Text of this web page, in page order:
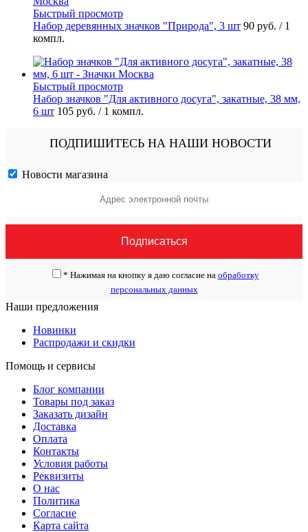
Быстрый просмотр
Набор деревянных значков "Природа", 3 шт 90 руб. / 1
компл.
Быстрый просмотр
Набор значков "Для активного досуга", закатные, 38 мм,
6 шт 105 руб. / 1 компл.
ПОДПИШИТЕСЬ НА НАШИ НОВОСТИ
Новости магазина
* Нажимая на кнопку я даю согласие на обработку
персональных данных
Наши предложения
Новинки
Распродажи и скидки
Помощь и сервисы
Блог компании
Товары под заказ
Заказать дизайн
Доставка
Оплата
Контакты
Условия работы
Реквизиты
О нас
Политика
Согласие
Карта сайта